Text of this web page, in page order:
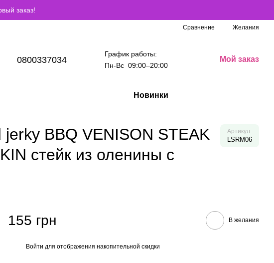
заказ!
Сравнение Желания
0800337034
График работы:
Пн-Вс 09:00–20:00
Мой заказ
Новинки
BBQ VENISON STEAK
стейк из оленины с
Артикул
LSRM06
155 грн В желания
Войти для отображения накопительной скидки